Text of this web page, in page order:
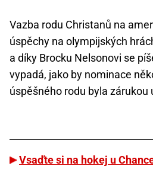
Vazba rodu Christanů na
úspěchy na olympijských
a díky Brocku Nelsonovi se
vypadá, jako by nominace
úspěšného rodu byla zárukou
Vsaďte si na hokej u